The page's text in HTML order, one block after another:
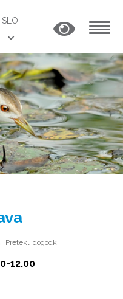
SLO
Pretekli dogodki
12.00